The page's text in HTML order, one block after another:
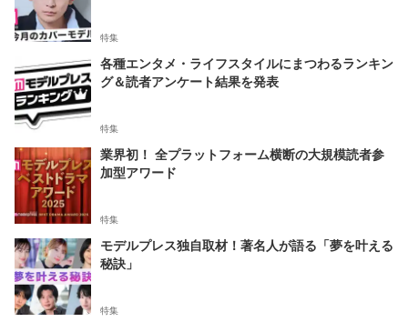
特集
各種エンタメ・ライフスタイルにまつわるランキン
グ＆読者アンケート結果を発表
特集
業界初！ 全プラットフォーム横断の大規模読者参
加型アワード
特集
モデルプレス独自取材！著名人が語る「夢を叶える
秘訣」
特集